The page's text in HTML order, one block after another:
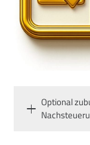
Optional